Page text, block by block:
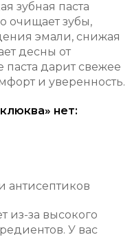
зубная паста
очищает зубы,
эмали, снижая
десны от
паста дарит свежее
и уверенность.
нет:
антисептиков
из-за высокого
У вас